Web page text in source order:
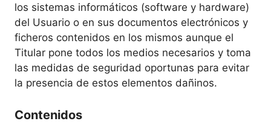
los sistemas informáticos (software y hardware)
del Usuario o en sus documentos electrónicos y
ficheros contenidos en los mismos aunque el
Titular pone todos los medios necesarios y toma
las medidas de seguridad oportunas para evitar
la presencia de estos elementos dañinos.
Contenidos